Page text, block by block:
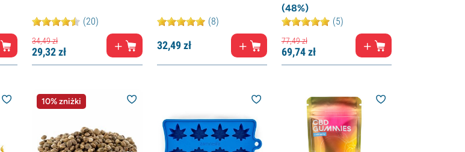
(20)
34,49zł
29,32zł
(8)
32,49zł
(48%)
(5)
77,49zł
69,74zł
10% zniżki